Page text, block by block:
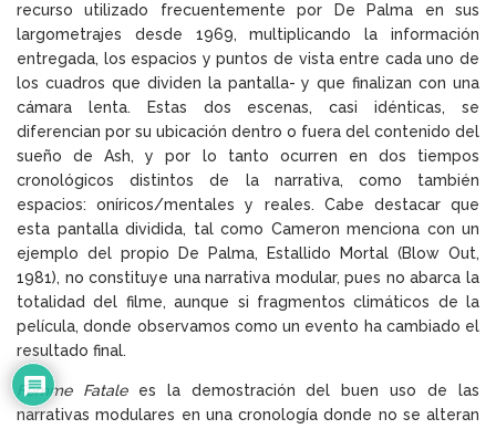
recurso utilizado frecuentemente por De Palma en sus
largometrajes desde 1969, multiplicando la información
entregada, los espacios y puntos de vista entre cada uno de
los cuadros que dividen la pantalla- y que finalizan con una
cámara lenta. Estas dos escenas, casi idénticas, se
diferencian por su ubicación dentro o fuera del contenido del
sueño de Ash, y por lo tanto ocurren en dos tiempos
cronológicos distintos de la narrativa, como también
espacios: oníricos/mentales y reales. Cabe destacar que
esta pantalla dividida, tal como Cameron menciona con un
ejemplo del propio De Palma, Estallido Mortal (Blow Out,
1981), no constituye una narrativa modular, pues no abarca la
totalidad del filme, aunque si fragmentos climáticos de la
película, donde observamos como un evento ha cambiado el
resultado final.
Femme Fatalees la demostración del buen uso de las
narrativas modulares en una cronología donde no se alteran